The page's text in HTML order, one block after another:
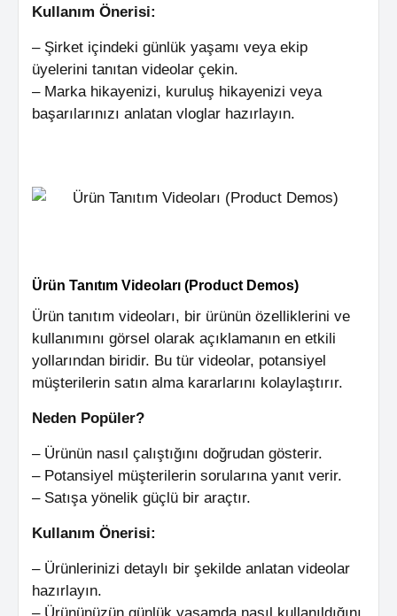
Kullanım Önerisi:
– Şirket içindeki günlük yaşamı veya ekip
üyelerini tanıtan videolar çekin.
– Marka hikayenizi, kuruluş hikayenizi veya
başarılarınızı anlatan vloglar hazırlayın.
Ürün Tanıtım Videoları (Product Demos)
Ürün tanıtım videoları, bir ürünün özelliklerini ve
kullanımını görsel olarak açıklamanın en etkili
yollarından biridir. Bu tür videolar, potansiyel
müşterilerin satın alma kararlarını kolaylaştırır.
Neden Popüler?
– Ürünün nasıl çalıştığını doğrudan gösterir.
– Potansiyel müşterilerin sorularına yanıt verir.
– Satışa yönelik güçlü bir araçtır.
Kullanım Önerisi:
– Ürünlerinizi detaylı bir şekilde anlatan videolar
hazırlayın.